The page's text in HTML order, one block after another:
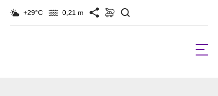
+29°C 0,21 m